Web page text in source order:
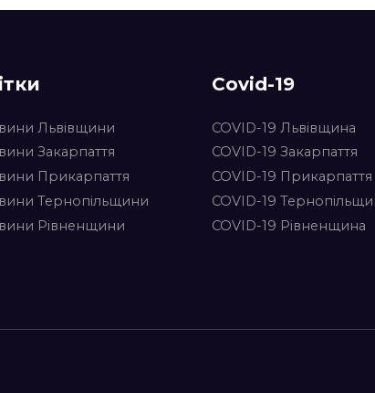
Львівщини
Закарпаття
Прикарпаття
Тернопільщини
Рівненщини
Covid-19
COVID-19 Львівщина
COVID-19 Закарпаття
COVID-19 Прикарпаття
COVID-19
COVID-19 Рівненщина